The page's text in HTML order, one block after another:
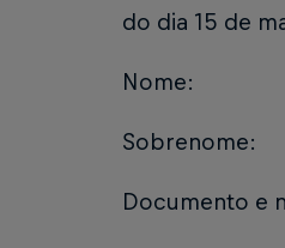
do dia 15 de
Nome:
Sobrenome:
Documento e